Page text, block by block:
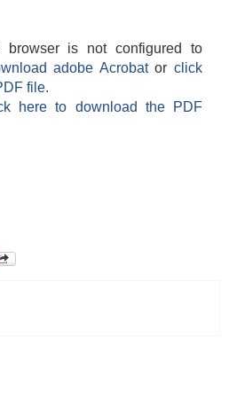
browser is not configured to
adobe Acrobatorclick
file.
here to download the PDF